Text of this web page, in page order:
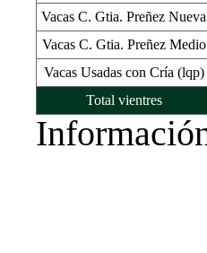
Vacas C. Gtia. Preñez Nueva
Vacas C. Gtia. Preñez Medio
Vacas Usadas con Cría (lqp)
Total vientres